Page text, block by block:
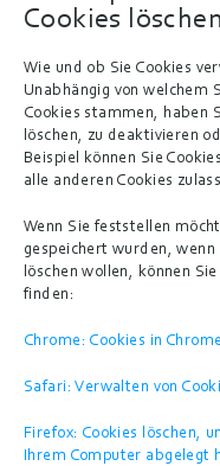
Cookies
Wie und ob Sie Cookies
Unabhängig von welchem
Cookies stammen, haben
löschen, zu deaktivieren
Beispiel können Sie
alle anderen Cookies
Wenn Sie feststellen
gespeichert wurden,
löschen wollen, können
finden:
Chrome: Cookies in
Safari: Verwalten von
Firefox: Cookies löschen,
Ihrem Computer abgelegt